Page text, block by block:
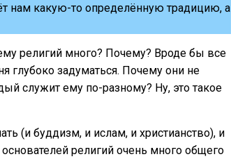
нам какую-то определённую традицию, а
религий много? Почему? Вроде бы все
глубоко задуматься. Почему они не
служит ему по-разному? Ну, это такое
(и буддизм, и ислам, и христианство), и
религий очень много общего